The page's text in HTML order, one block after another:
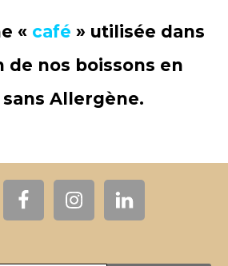
« café » utilisée dans
de nos boissons en
Allergène.